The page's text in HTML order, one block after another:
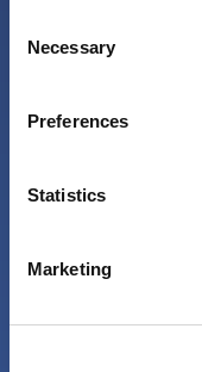
Selection
Necessary
Preferences
Statistics
Marketing
impatto concreto.
appassionati
soluzioni migliori
+